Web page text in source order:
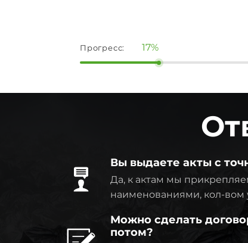
Прогресс: 17%
Вы выдаете акты с
Да, к актам мы
наименованиями, кол-вом
Можно сделать
потом?